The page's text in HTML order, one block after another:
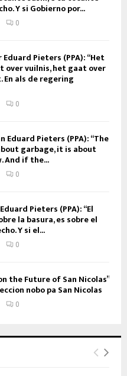
Y si Gobierno por...
0
Pieters (PPA): “Het
over vuilnis, het gaat over
als de regering
0
Eduard Pieters (PPA): “The
garbage, it is about
And if the...
0
Pieters (PPA): “El
la basura, es sobre el
Y si el...
0
the Future of San Nicolas”
nobo pa San Nicolas
0